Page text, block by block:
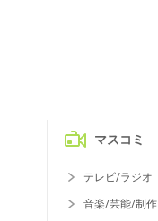
マスコミ
テレビ/ラジオ
音楽/芸能/制作